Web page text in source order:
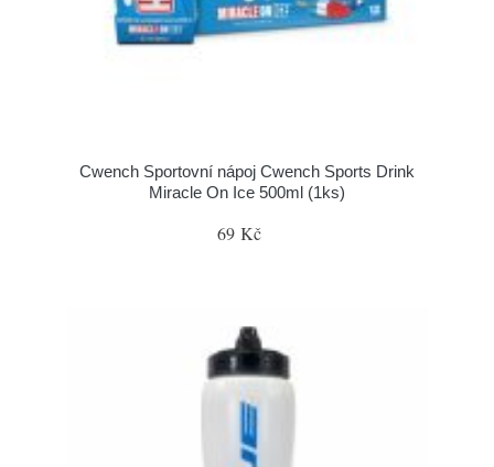
Cwench Sportovní nápoj Cwench Sports Drink
Miracle On Ice 500ml (1ks)
69 Kč